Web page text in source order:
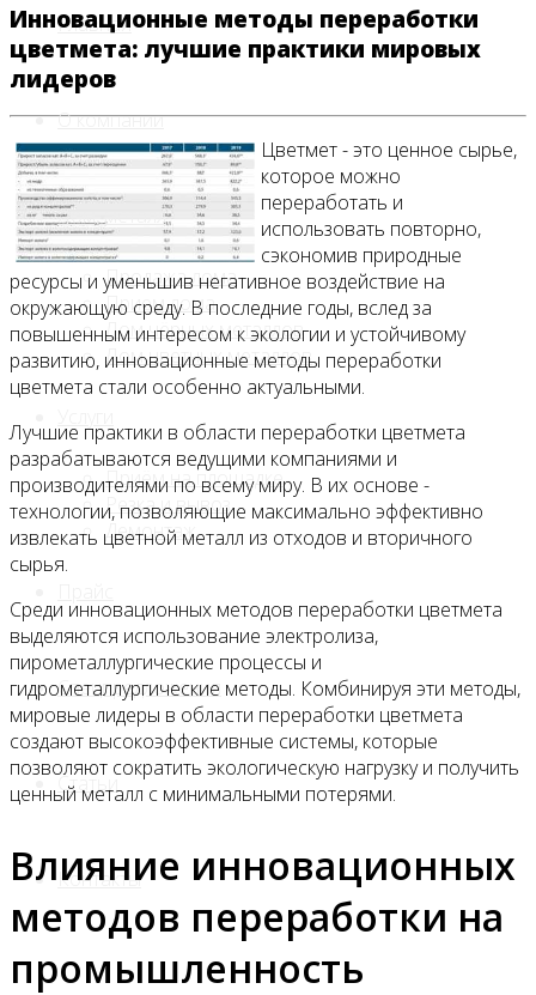
Главная
О компании
Лом, металл
Продажа лома
Прием лома
Лом чёрных металлов
Лом цветных металлов
Приём на площадке
Резка и вывоз
Демонтаж
Спецпредложения
Статьи
Контакты
Инновационные методы переработки
цветмета: лучшие практики мировых
лидеров
Цветмет - это ценное сырье,
которое можно
переработать и
использовать повторно,
сэкономив природные
ресурсы и уменьшив негативное воздействие на
окружающую среду. В последние годы, вслед за
повышенным интересом к экологии и устойчивому
развитию, инновационные методы переработки
цветмета стали особенно актуальными.
Лучшие практики в области переработки цветмета
разрабатываются ведущими компаниями и
производителями по всему миру. В их основе -
технологии, позволяющие максимально эффективно
извлекать цветной металл из отходов и вторичного
сырья.
Среди инновационных методов переработки цветмета
выделяются использование электролиза,
пирометаллургические процессы и
гидрометаллургические методы. Комбинируя эти методы,
мировые лидеры в области переработки цветмета
создают высокоэффективные системы, которые
позволяют сократить экологическую нагрузку и получить
ценный металл с минимальными потерями.
Влияние инновационных
методов переработки на
промышленность